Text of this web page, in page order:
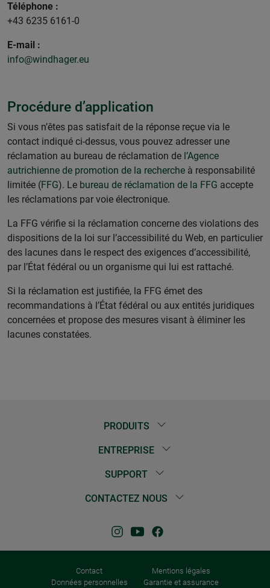
Téléphone :
+43 6235 6161-0
E-mail :
info@windhager.eu
Procédure d’application
Si vous n’êtes pas satisfait de la réponse reçue via le
contact indiqué ci-dessus, vous pouvez adresser une
réclamation au bureau de réclamation de l’Agence
autrichienne de promotion de la recherche à responsabilité
limitée (FFG). Le bureau de réclamation de la FFG accepte
les réclamations par voie électronique.
La FFG vérifie si la réclamation concerne des violations des
dispositions de la loi sur l’accessibilité du Web, en particulier
des lacunes dans le respect des exigences d’accessibilité,
par l’État fédéral ou un organisme qui lui est rattaché.
Si la réclamation est justifiée, la FFG émet des
recommandations à l’État fédéral ou aux entités juridiques
concernées et propose des mesures visant à éliminer les
lacunes constatées.
PRODUITS
ENTREPRISE
SUPPORT
CONTACTEZ NOUS
Contact
Mentions légales
Données personnelles
Garantie et assurance